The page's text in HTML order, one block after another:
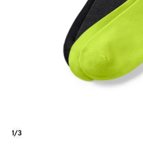
1/3